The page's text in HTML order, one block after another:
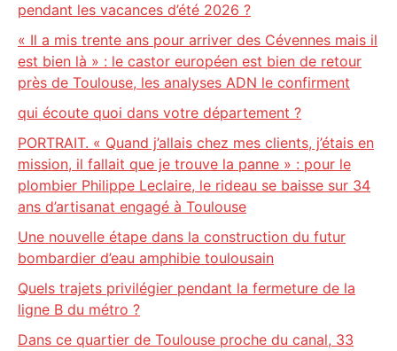
pendant les vacances d’été 2026 ?
« Il a mis trente ans pour arriver des Cévennes mais il
est bien là » : le castor européen est bien de retour
près de Toulouse, les analyses ADN le confirment
qui écoute quoi dans votre département ?
PORTRAIT. « Quand j’allais chez mes clients, j’étais en
mission, il fallait que je trouve la panne » : pour le
plombier Philippe Leclaire, le rideau se baisse sur 34
ans d’artisanat engagé à Toulouse
Une nouvelle étape dans la construction du futur
bombardier d’eau amphibie toulousain
Quels trajets privilégier pendant la fermeture de la
ligne B du métro ?
Dans ce quartier de Toulouse proche du canal, 33